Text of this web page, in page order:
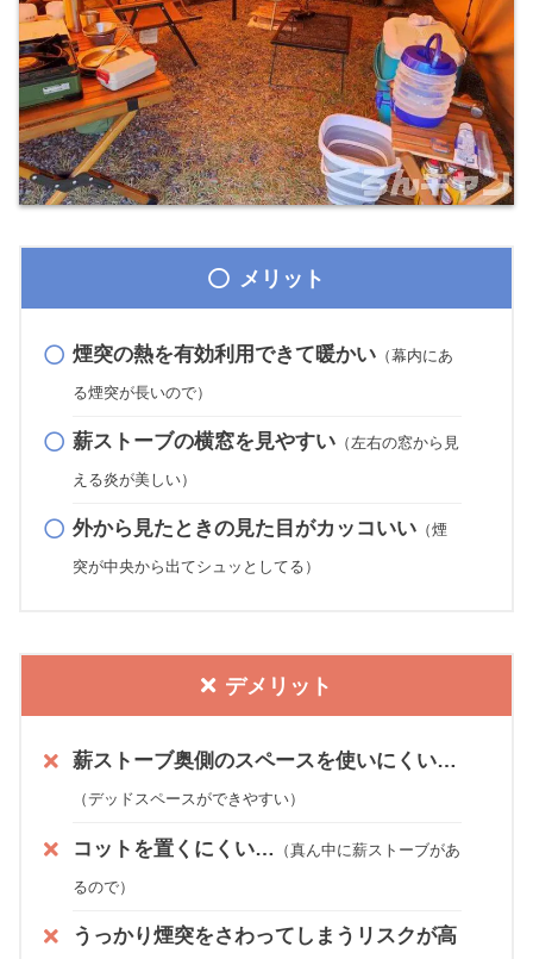
メリット
煙突の熱を有効利用できて暖かい（幕内にあ
る煙突が長いので）
薪ストーブの横窓を見やすい（左右の窓から見
える炎が美しい）
外から見たときの見た目がカッコいい（煙
突が中央から出てシュッとしてる）
デメリット
薪ストーブ奥側のスペースを使いにくい…
（デッドスペースができやすい）
コットを置くにくい… （真ん中に薪ストーブがあ
るので）
うっかり煙突をさわってしまうリスクが高